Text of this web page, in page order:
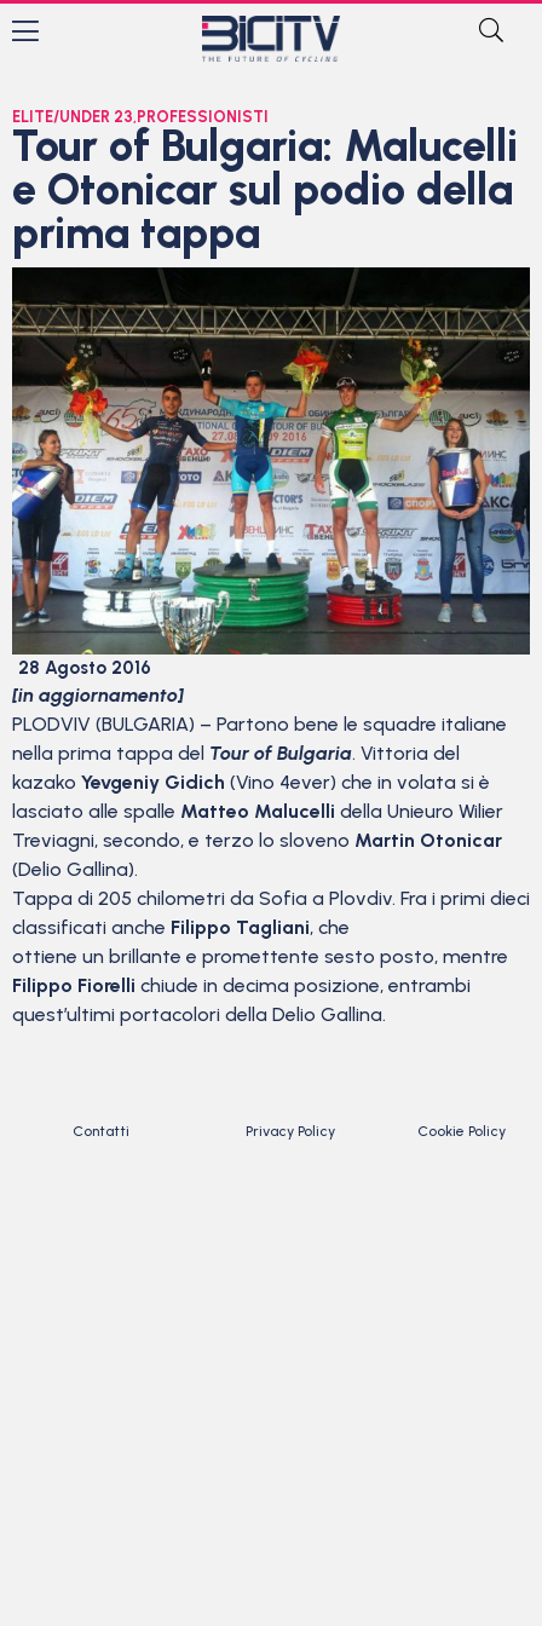
ELITE/UNDER 23, PROFESSIONISTI
Tour of Bulgaria: Malucelli
e Otonicar sul podio della
prima tappa
28 Agosto 2016
[in aggiornamento]
PLODVIV (BULGARIA) – Partono bene le squadre italiane
nella prima tappa del Tour of Bulgaria. Vittoria del
kazako Yevgeniy Gidich (Vino 4ever) che in volata si è
lasciato alle spalle Matteo Malucelli della Unieuro Wilier
Treviagni, secondo, e terzo lo sloveno Martin Otonicar
(Delio Gallina).
Tappa di 205 chilometri da Sofia a Plovdiv. Fra i primi dieci
classificati anche Filippo Tagliani, che
ottiene un brillante e promettente sesto posto, mentre
Filippo Fiorelli chiude in decima posizione, entrambi
quest’ultimi portacolori della Delio Gallina.
Contatti Privacy Policy Cookie Policy